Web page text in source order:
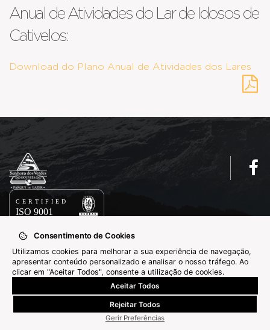
Anual de Atividades do Lar de Idosos de
Cativelos:
Download do Plano Anual de Atividades dos Lares
Copyright © 2025 ABPG
Livro de Reclamações
By
Consentimento de Cookies
Utilizamos cookies para melhorar a sua experiência de navegação,
apresentar conteúdo personalizado e analisar o nosso tráfego. Ao
clicar em "Aceitar Todos", consente a utilização de cookies.
Gerir Preferências
Rejeitar Todos
Aceitar Todos